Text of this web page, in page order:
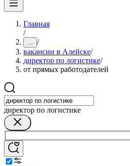
Главная
/
... /
вакансии в Алейске/
директор по логистике/
от прямых работодателей
директор по логистике